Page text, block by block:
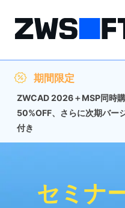
期間限定
ZWCAD 2026＋MSP同時
50%OFF、さらに次期バー
付き
セミナ